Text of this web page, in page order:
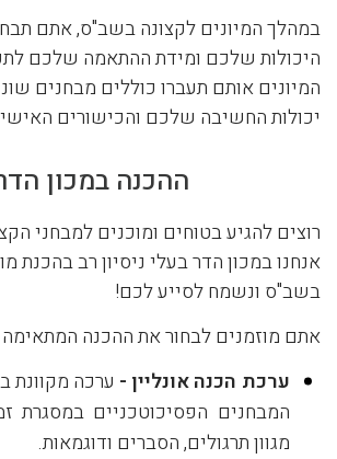
במהלך המיונים לקצונה בשב"ס, אתם
היכולות שלכם ומידת ההתאמה שלכם
המיונים אותם תעברו כוללים מבחנים
יכולות החשיבה שלכם והכישורים
ההכנה במכון
רוצים להגיע בטוחים ומוכנים למבחני
אנחנו במכון הדר בעלי ניסיון רב בהכנת
בשב"ס ונשמח לסייע לכם!
אתם מוזמנים לבחור את ההכנה
ערכת הכנה אונליין - ערכה מקוונת
המבחנים הפסיכוטכניים במסגרת
מגוון תרגולים, הסברים ודוגמאות.